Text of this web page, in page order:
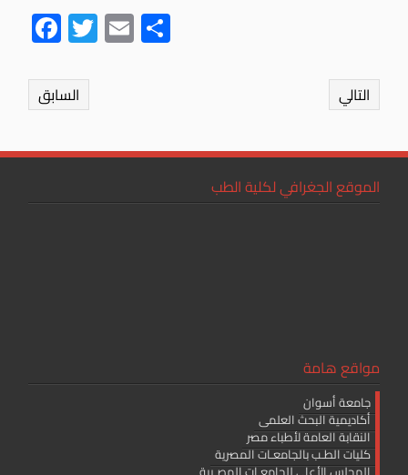
Fac
ok
Twit
Ema
السابق التالي
الموقع الجغرافي لكلية الطب
مواقع هامة
جامعة أسوان
أكاديمية البحث العلمى
النقابة العامة لأطباء مصر
كليات الطـب بالجامعـات المصرية